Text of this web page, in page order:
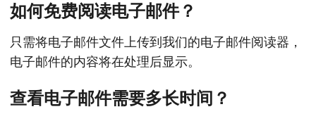
如何免费阅读电子邮件？
只需将电子邮件文件上传到我们的电子邮件阅读器，
电子邮件的内容将在处理后显示。
查看电子邮件需要多长时间？